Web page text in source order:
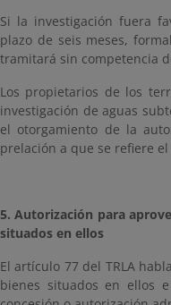
Si la investigación fuera
plazo de seis meses,
tramitará sin competencia
Los propietarios de los
investigación de aguas
el otorgamiento de la
prelación a que se refiere
5. Autorización para
situados en ellos
El artículo 77 del TRLA
bienes situados en ellos